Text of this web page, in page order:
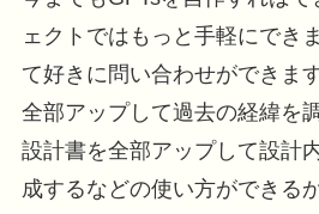
ェクトではもっと手軽にでき
て好きに問い合わせができま
全部アップして過去の経緯を
設計書を全部アップして設計
成するなどの使い方ができる